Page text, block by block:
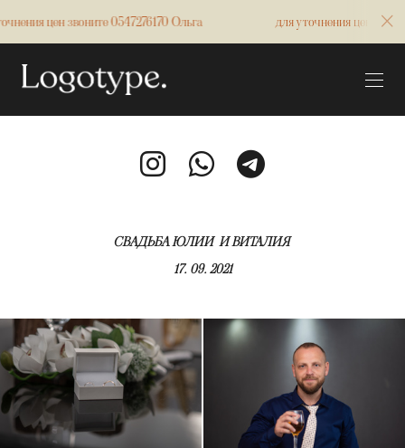
звоните 0547276170 Ольга для уточнения цен звоните
СВАДЬБА ЮЛИИ И ВИТАЛИЯ
17. 09. 2021